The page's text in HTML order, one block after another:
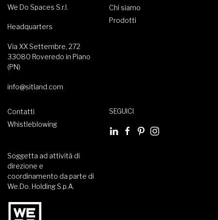
We Do Spaces S.r.l.
Headquarters
Via XX Settembre, 272
33080 Roveredo in Piano
(PN)
info@sitland.com
Chi siamo
Prodotti
Contatti
Whistleblowing
SEGUICI
Soggetta ad attività di
direzione e
coordinamento da parte di
We.Do. Holding S.p.A.